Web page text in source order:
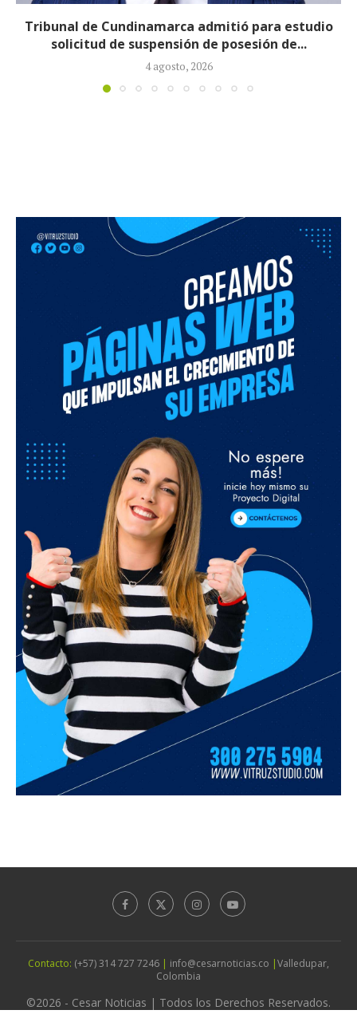
Reducirán afiliados de la Nueva EPS: propuesta de
la ministra de Salud...
3 agosto, 2026
Contacto: (+57) 314 727 7246 info@cesarnoticias.co
Valledupar,
Colombia
©2026 - Cesar Noticias | Todos los Derechos Reservados.